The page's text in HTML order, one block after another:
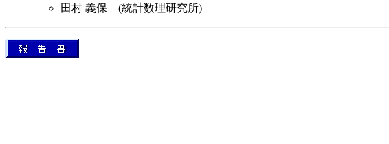
田村 義保 (統計数理研究所)